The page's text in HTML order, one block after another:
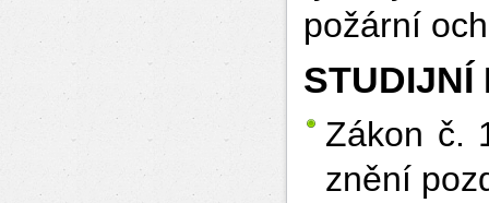
požární
STUDIJNÍ
Zákon č.
znění